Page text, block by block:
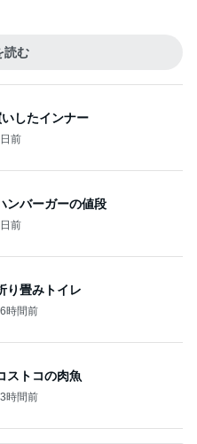
読む
したインナー
前
ンバーガーの値段
前
り畳みトイレ
時間前
ストコの肉魚
時間前